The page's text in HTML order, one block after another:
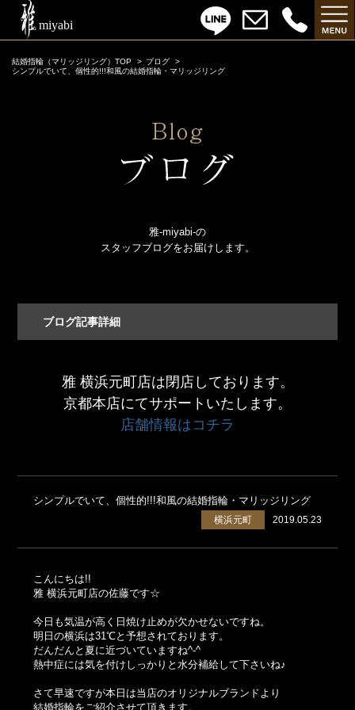
結婚指輪（マリッジリング）TOP
ブログ
シンプルでいて、個性的!!!和風の結婚指輪・マリッジリング
雅-miyabi-の
スタッフブログをお届けします。
ブログ記事詳細
雅 横浜元町店は閉店しております。
京都本店にてサポートいたします。
店舗情報はコチラ
シンプルでいて、個性的!!!和風の結婚指輪・マリッジリング
2019.05.23
横浜元町
こんにちは!!
雅 横浜元町店の佐藤です☆
今日も気温が高く日焼け止めが欠かせないですね。
明日の横浜は31℃と予想されております。
だんだんと夏に近づいていますね^-^
熱中症には気を付けしっかりと水分補給して下さいね♪
さて早速ですが本日は当店のオリジナルブランドより
結婚指輪をご紹介させて頂きます。